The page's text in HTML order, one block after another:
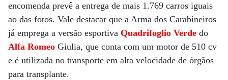
encomenda prevê a entrega de mais 1.769 carros iguais
ao das fotos. Vale destacar que a Arma dos Carabineiros
já emprega a versão esportiva Quadrifoglio Verde do
Alfa Romeo Giulia, que conta com um motor de 510 cv
e é utilizada no transporte em alta velocidade de órgãos
para transplante.